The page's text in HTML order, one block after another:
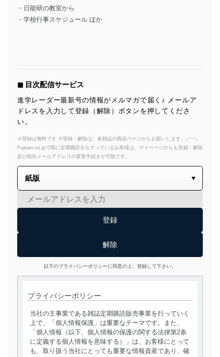
・日能研の教室から
・学校行事スケジュール ほか
◼︎ 目次配信サービス
進学レーダー最新号の情報がメルマガで届く♪ メールア
ドレスを入力して登録（解除）ボタンを押してくださ
い。
※登録は無料です ※登録・解除は、各雑誌の商品ページからお願いします。／~＼
Fujisan.co.jpで既に定期購読をなさっているお客様は、マイページからも登録・解除
及び宛先メールアドレスの変更手続きが可能です。
以下のプライバシーポリシーに同意の上、登録して下さい。
プライバシーポリシー
当社の主事業である雑誌定期購読販売事業を行っていく
上で、「個人情報保護」は重要なテーマです。また、
「個人情報（以下、個人情報の保護の関する法律第2条
に定義する個人情報を意味する）」は、お客様にとって
も、取り扱う当社にとっても重要な情報資産であり、確